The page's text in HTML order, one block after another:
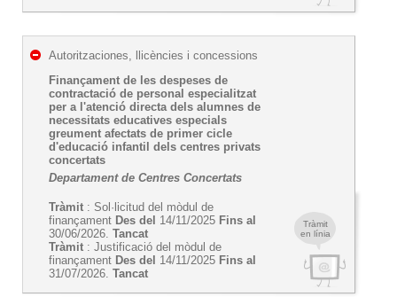
Tràmit
en línia
Autoritzaciones, llicències i concessions
Finançament de les despeses de
contractació de personal especialitzat
per a l'atenció directa dels alumnes de
necessitats educatives especials
greument afectats de primer cicle
d'educació infantil dels centres privats
concertats
Departament de Centres Concertats
Tràmit : Sol·licitud del mòdul de
finançament Des del 14/11/2025 Fins al
30/06/2026. Tancat
Tràmit : Justificació del mòdul de
finançament Des del 14/11/2025 Fins al
31/07/2026. Tancat